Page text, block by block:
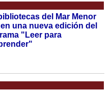
del Mar Menor
una nueva edición del
"Leer para